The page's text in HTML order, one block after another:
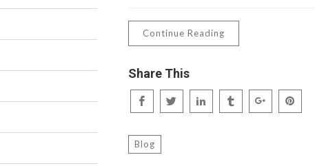
Continue Reading
Share This
Blog